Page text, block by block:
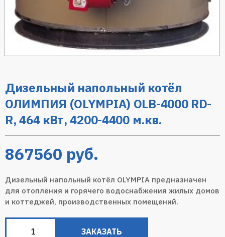
Дизельный напольный котёл
ОЛИМПИЯ (OLYMPIA) ОLB-4000 RD-
R, 464 кВт, 4200-4400 м.кв.
867560 руб.
Дизельный напольный котёл OLYMPIA предназначен
для отопления и горячего водоснабжения жилых домов
и коттеджей, производственных помещений.
ЗАКАЗАТЬ